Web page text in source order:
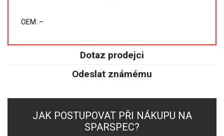
REAKČNÍ AUTOKLÁVY
OEM: –
Dotaz prodejci
Odeslat známému
JAK POSTUPOVAT PŘI NÁKUPU NA
SPARSPEC?